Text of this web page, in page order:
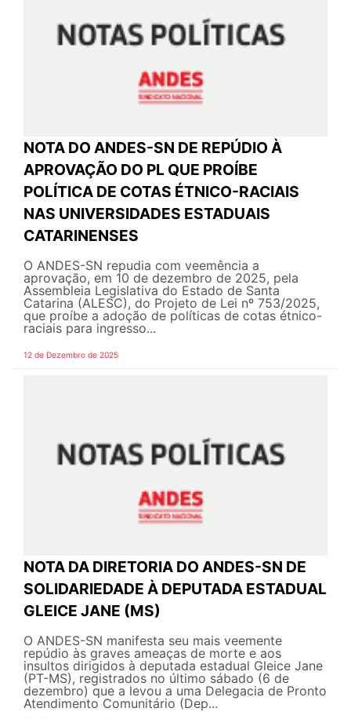
NOTA DO ANDES-SN DE REPÚDIO À
APROVAÇÃO DO PL QUE PROÍBE
POLÍTICA DE COTAS ÉTNICO-RACIAIS
NAS UNIVERSIDADES ESTADUAIS
CATARINENSES
O ANDES-SN repudia com veemência a
aprovação, em 10 de dezembro de 2025, pela
Assembleia Legislativa do Estado de Santa
Catarina (ALESC), do Projeto de Lei nº 753/2025,
que proíbe a adoção de políticas de cotas étnico-
raciais para ingresso...
12 de Dezembro de 2025
NOTA DA DIRETORIA DO ANDES-SN DE
SOLIDARIEDADE À DEPUTADA ESTADUAL
GLEICE JANE (MS)
O ANDES-SN manifesta seu mais veemente
repúdio às graves ameaças de morte e aos
insultos dirigidos à deputada estadual Gleice Jane
(PT-MS), registrados no último sábado (6 de
dezembro) que a levou a uma Delegacia de Pronto
Atendimento Comunitário (Dep...